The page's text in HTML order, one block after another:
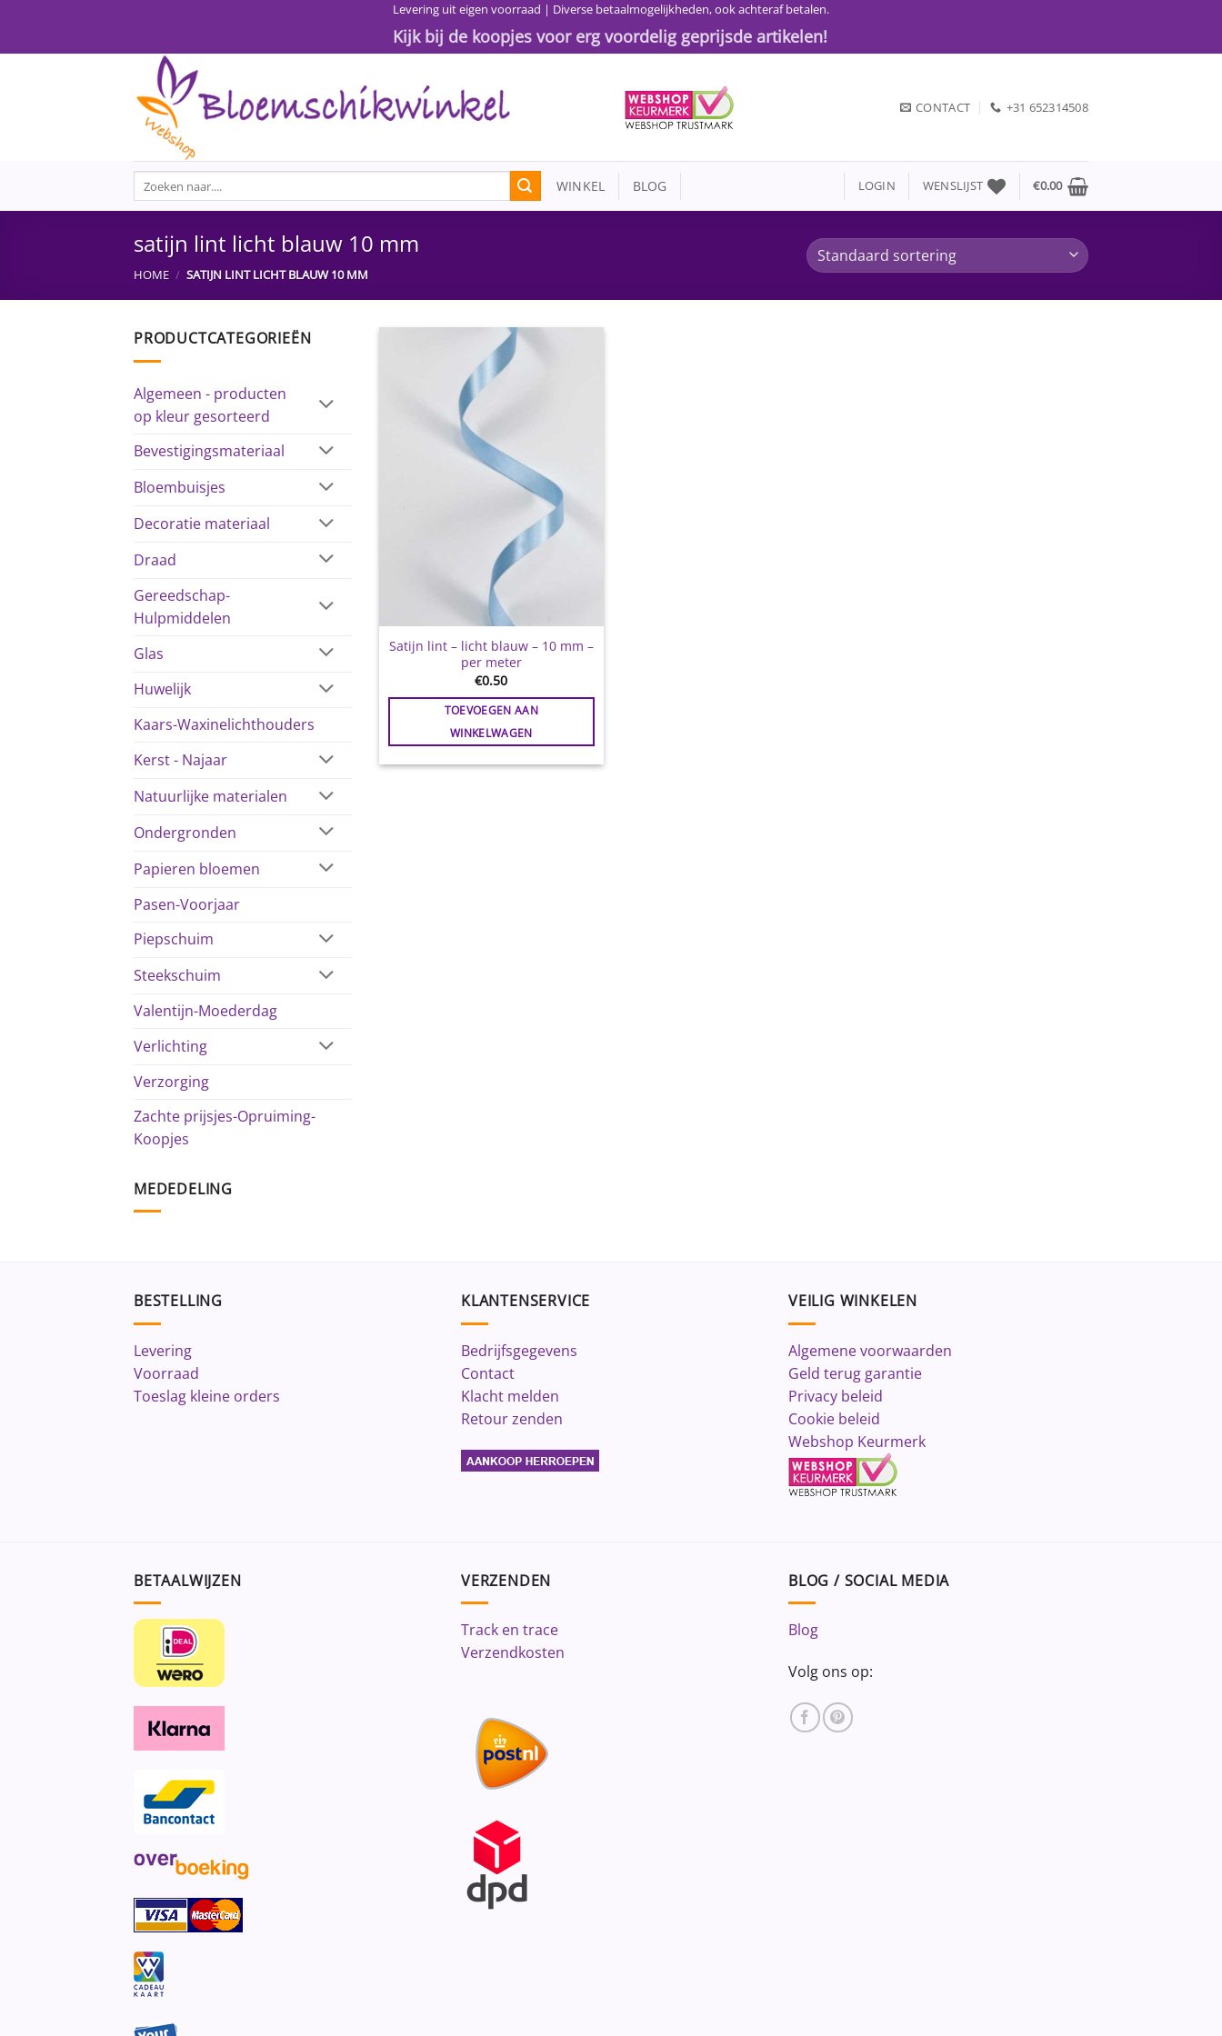
inhoud
Levering uit eigen voorraad | Diverse betaalmogelijkheden, ook achteraf betalen.
Kijk bij de koopjes voor erg voordelig geprijsde artikelen!
CONTACT +31 652314508
Zoeken
naar:
WINKEL BLOG LOGIN WENSLIJST €0.00
satijn lint licht blauw 10 mm
HOME / SATIJN LINT LICHT BLAUW 10 MM
PRODUCTCATEGORIEËN
Algemeen - producten
op kleur gesorteerd
Bevestigingsmateriaal
Bloembuisjes
Decoratie materiaal
Draad
Gereedschap-
Hulpmiddelen
Glas
Huwelijk
Kaars-Waxinelichthouders
Kerst - Najaar
Natuurlijke materialen
Ondergronden
Papieren bloemen
Pasen-Voorjaar
Piepschuim
Steekschuim
Valentijn-Moederdag
Verlichting
Verzorging
Zachte prijsjes-Opruiming-
Koopjes
MEDEDELING
Satijn lint – licht blauw – 10 mm –
per meter
€0.50
TOEVOEGEN AAN
WINKELWAGEN
BESTELLING
Levering
Voorraad
Toeslag kleine orders
KLANTENSERVICE
Bedrijfsgegevens
Contact
Klacht melden
Retour zenden
VEILIG WINKELEN
Algemene voorwaarden
Geld terug garantie
Privacy beleid
Cookie beleid
Webshop Keurmerk
BETAALWIJZEN VERZENDEN
Track en trace
Verzendkosten
BLOG / SOCIAL MEDIA
Blog
Volg ons op: